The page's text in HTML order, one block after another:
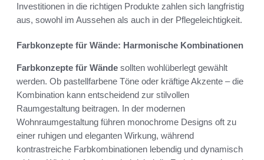
Investitionen in die richtigen Produkte zahlen sich langfristig
aus, sowohl im Aussehen als auch in der Pflegeleichtigkeit.
Farbkonzepte für Wände: Harmonische Kombinationen
Farbkonzepte für Wände sollten wohlüberlegt gewählt
werden. Ob pastellfarbene Töne oder kräftige Akzente – die
Kombination kann entscheidend zur stilvollen
Raumgestaltung beitragen. In der modernen
Wohnraumgestaltung führen monochrome Designs oft zu
einer ruhigen und eleganten Wirkung, während
kontrastreiche Farbkombinationen lebendig und dynamisch